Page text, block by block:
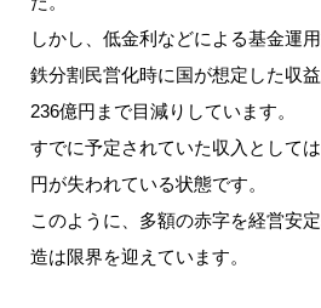
しかし、低金利などによる基金運
鉄分割民営化時に国が想定した収
236億円まで目減りしています。
すでに予定されていた収入として
円が失われている状態です。
このように、多額の赤字を経営安
造は限界を迎えています。